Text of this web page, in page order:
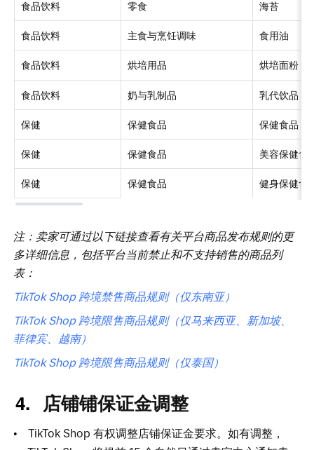
食品饮料 零食 海苔
食品饮料 主食与烹饪调味 食用油
食品饮料 烘培用品 烘培面粉
食品饮料 奶与乳制品 乳代饮品
保健 保健食品 保健食品
保健 保健食品 美容保健食
保健 保健食品 健身保健食
注：卖家可通过以下链接查看有关平台商品发布规则的更
多详细信息，包括平台当前禁止和不支持销售的商品列
表：
TikTok Shop 跨境禁售商品规则（仅东南亚）
TikTok Shop 跨境限售商品规则（仅马来西亚、新加坡、
菲律宾、越南）
TikTok Shop 跨境限售商品规则（仅泰国）
店铺铺保证金调整
TikTok Shop有权调整店铺保证金要求。如有调整，